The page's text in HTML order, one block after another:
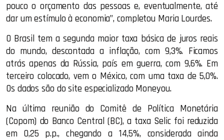
pouco o orçamento das pessoas e, eventualmente, até
dar um estímulo à economia”, completou Maria Lourdes.
O Brasil tem a segunda maior taxa básica de juros reais
do mundo, descontada a inflação, com 9,3%. Ficamos
atrás apenas da Rússia, país em guerra, com 9,6%. Em
terceiro colocado, vem o México, com uma taxa de 5,0%.
Os dados são do site especializado Moneyou.
Na última reunião do Comitê de Política Monetária
(Copom) do Banco Central (BC), a taxa Selic foi reduzida
em 0,25 p.p., chegando a 14,5%, considerada ainda